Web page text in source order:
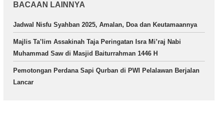
BACAAN LAINNYA
Jadwal Nisfu Syahban 2025, Amalan, Doa dan Keutamaannya
Majlis Ta’lim Assakinah Taja Peringatan Isra Mi’raj Nabi
Muhammad Saw di Masjid Baiturrahman 1446 H
Pemotongan Perdana Sapi Qurban di PWI Pelalawan Berjalan
Lancar